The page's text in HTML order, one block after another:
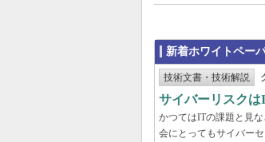
新着ホワイトペー
技術文書・技術解説
サイバーリスク
かつてはITの課題と見
会にとってもサイバー